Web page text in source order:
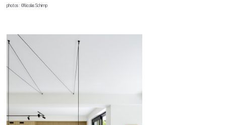
photos : ©Nicolas Schimp